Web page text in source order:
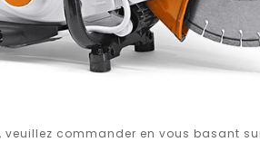
veuillez commander en vous basant